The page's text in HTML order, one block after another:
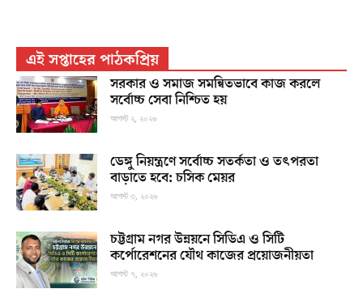
এই সপ্তাহের পাঠকপ্রিয়
সরকার ও সমাজ সমন্বিতভাবে কাজ করলে
সর্বোচ্চ সেবা নিশ্চিত হয়
আগস্ট ২, ২০২৬
ডেঙ্গু নিয়ন্ত্রণে সর্বোচ্চ সতর্কতা ও তৎপরতা
বাড়াতে হবে: চসিক মেয়র
আগস্ট ৩, ২০২৬
চট্টগ্রাম নগর উন্নয়নে সিডিএ ও সিটি
কর্পোরেশনের যৌথ কাজের প্রয়োজনীয়তা
আগস্ট ৭, ২০২৬